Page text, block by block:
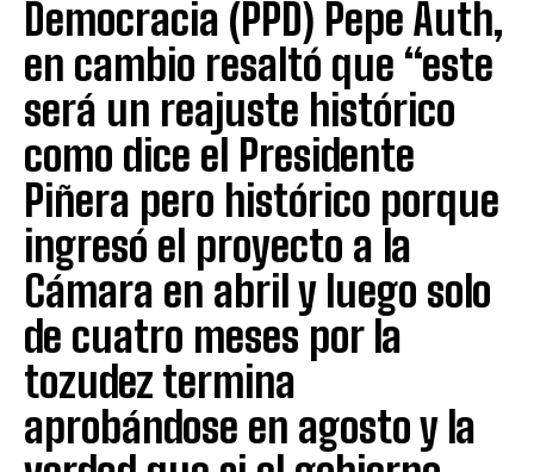
Democracia (PPD) Pepe Auth,
en cambio resaltó que “este
será un reajuste histórico
como dice el Presidente
Piñera pero histórico porque
ingresó el proyecto a la
Cámara en abril y luego solo
de cuatro meses por la
tozudez termina
aprobándose en agosto y la